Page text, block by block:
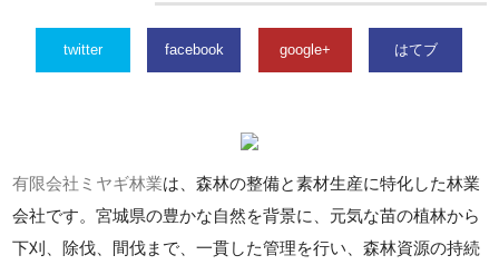
twitter facebook google+ はてブ
有限会社ミヤギ林業は、森林の整備と素材生産に特化した林業
会社です。宮城県の豊かな自然を背景に、元気な苗の植林から
下刈、除伐、間伐まで、一貫した管理を行い、森林資源の持続